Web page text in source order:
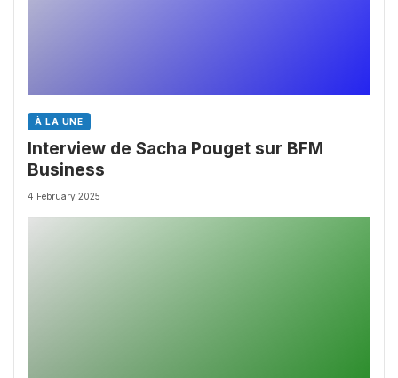
À LA UNE
Interview de Sacha Pouget sur BFM
Business
4 February 2025